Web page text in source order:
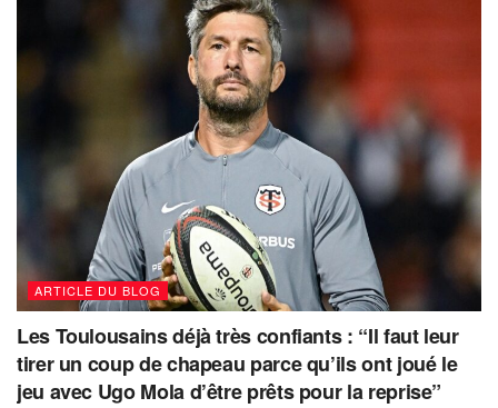
ARTICLE DU BLOG
Les Toulousains déjà très confiants : “Il faut leur
tirer un coup de chapeau parce qu’ils ont joué le
jeu avec Ugo Mola d’être prêts pour la reprise”